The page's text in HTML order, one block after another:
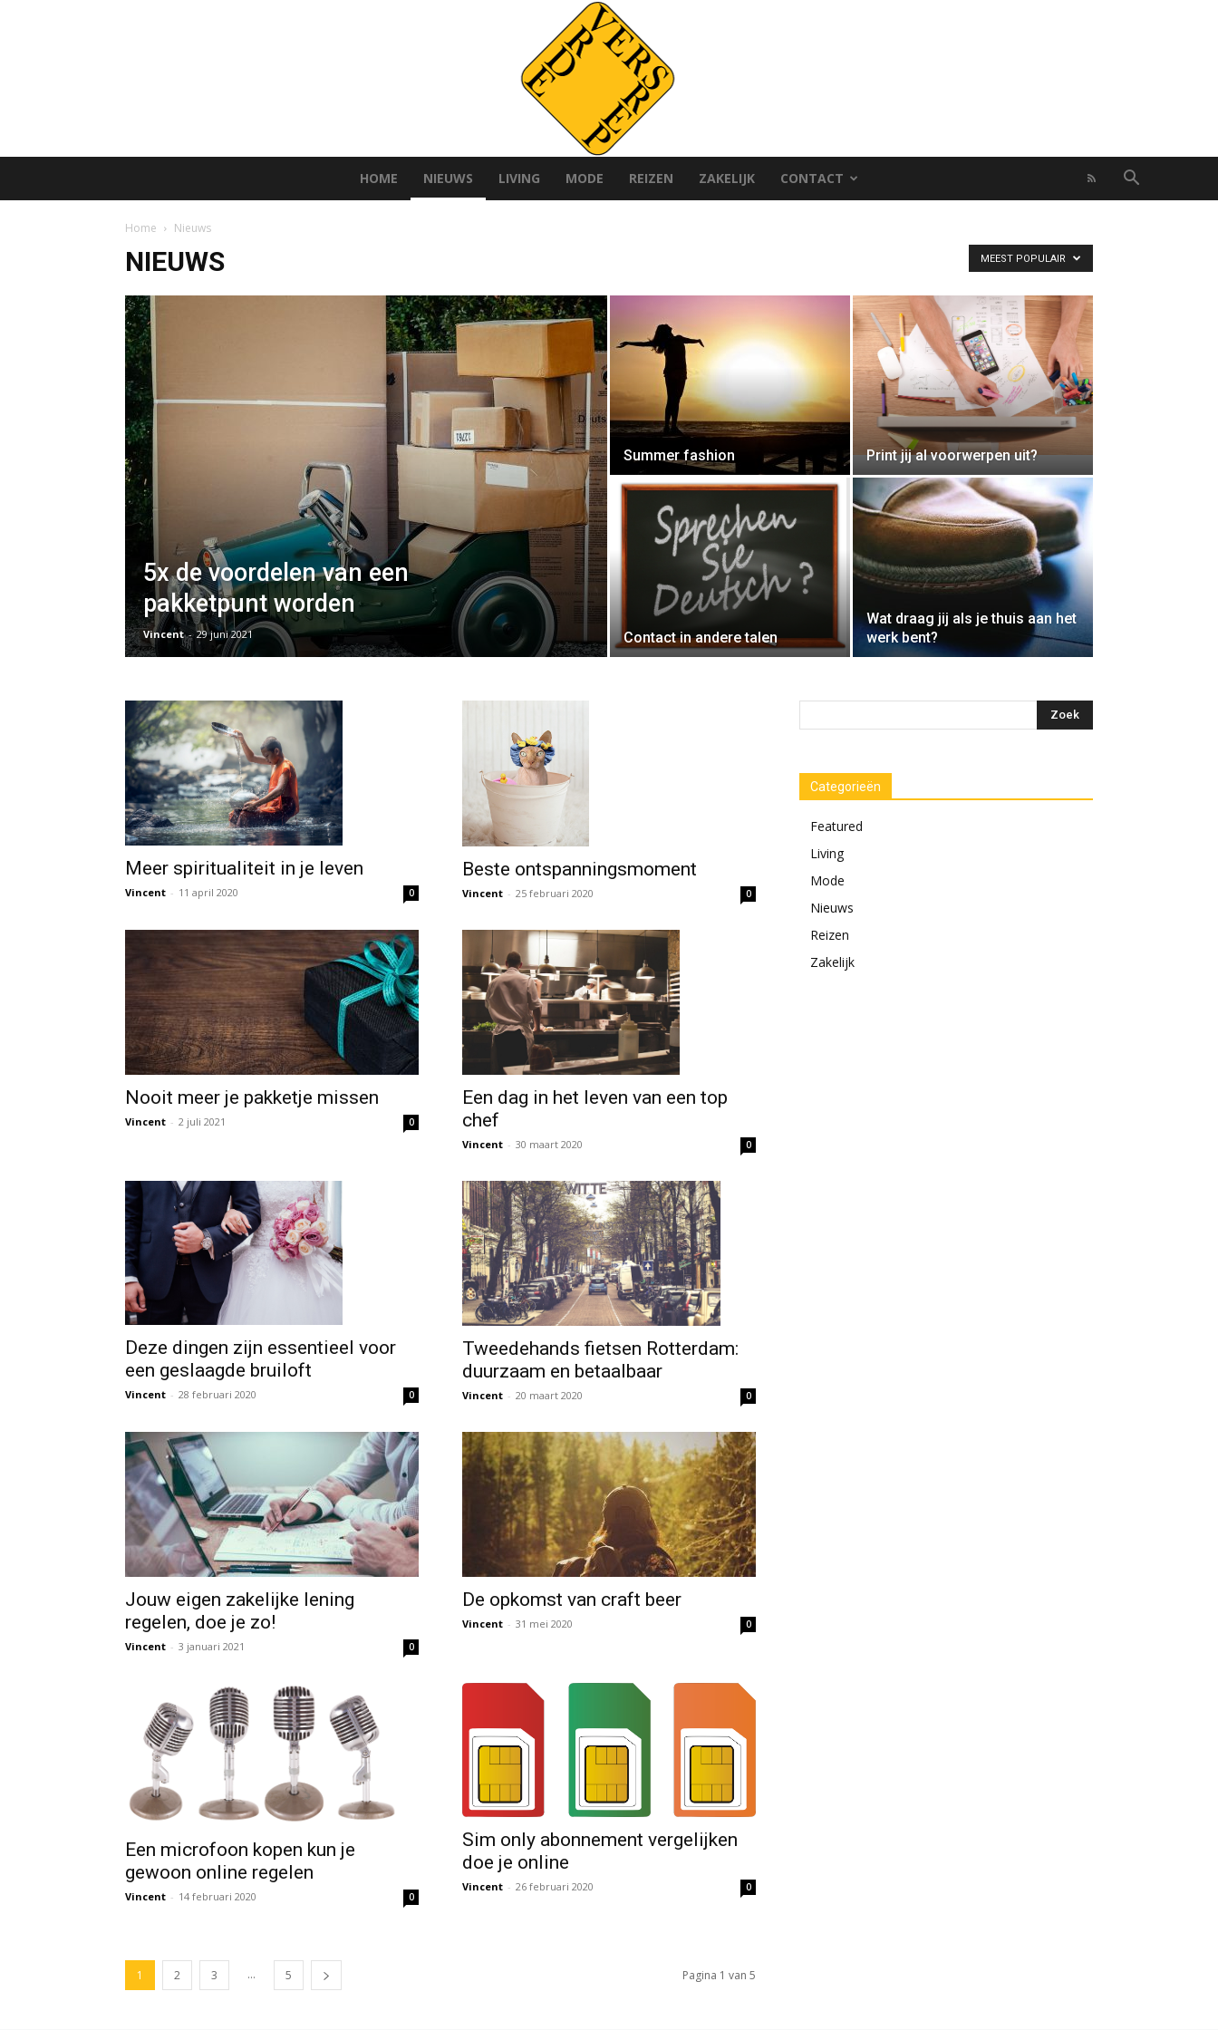
HOME NIEUWS LIVING MODE REIZEN ZAKELIJK CONTACT
Home Nieuws
NIEUWS MEEST POPULAIR
5x de voordelen van een
pakketpunt worden
Vincent - 29 juni 2021
Summer fashion Print jij al voorwerpen uit?
Contact in andere talen
Wat draag jij als je thuis aan het
werk bent?
Meer spiritualiteit in je leven
Vincent - 11 april 2020 0
Beste ontspanningsmoment
Vincent - 25 februari 2020 0
Nooit meer je pakketje missen
Vincent - 2 juli 2021 0
Een dag in het leven van een top
chef
Vincent - 30 maart 2020 0
Deze dingen zijn essentieel voor
een geslaagde bruiloft
Vincent - 28 februari 2020 0
Tweedehands fietsen Rotterdam:
duurzaam en betaalbaar
Vincent - 20 maart 2020 0
Jouw eigen zakelijke lening
regelen, doe je zo!
Vincent - 3 januari 2021 0
De opkomst van craft beer
Vincent - 31 mei 2020 0
Een microfoon kopen kun je
gewoon online regelen
Vincent - 14 februari 2020 0
Sim only abonnement vergelijken
doe je online
Vincent - 26 februari 2020 0
1 2 3 ... 5 Pagina 1 van 5
Categorieën
Featured
Living
Mode
Nieuws
Reizen
Zakelijk